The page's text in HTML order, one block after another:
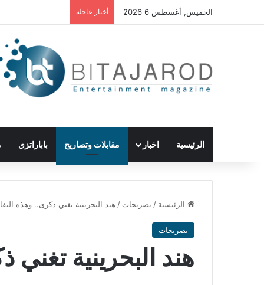
الخميس, أغسطس 6 2026 أخبار عاجلة
الرئيسية اخبار مقابلات وتصاريح باباراتزي
الرئيسية / تصريحات / هند البحرينية تغني ذكرى.. وهذه
تصريحات
هند البحرينية